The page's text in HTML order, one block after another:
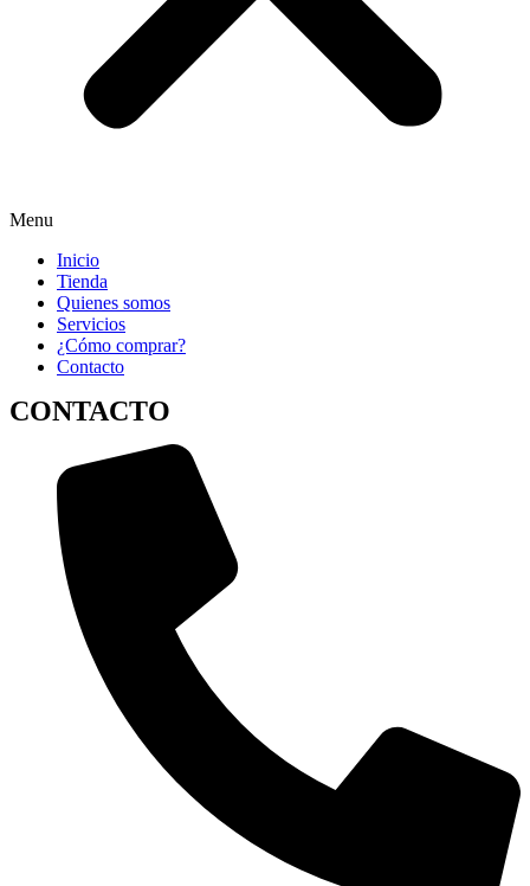
Menu
Inicio
Tienda
Quienes somos
Servicios
¿Cómo comprar?
Contacto
CONTACTO